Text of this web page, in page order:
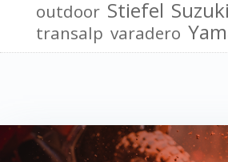
outdoor Stiefel Suzuki
transalp varadero